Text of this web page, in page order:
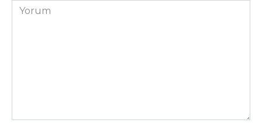
Yorum